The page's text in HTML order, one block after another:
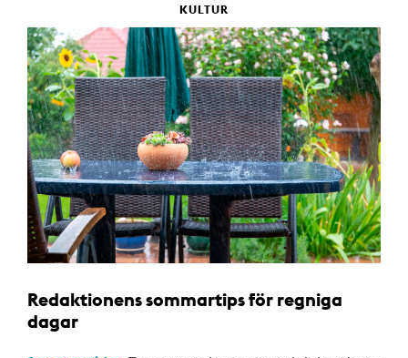
KULTUR
Redaktionens sommartips för regniga
dagar